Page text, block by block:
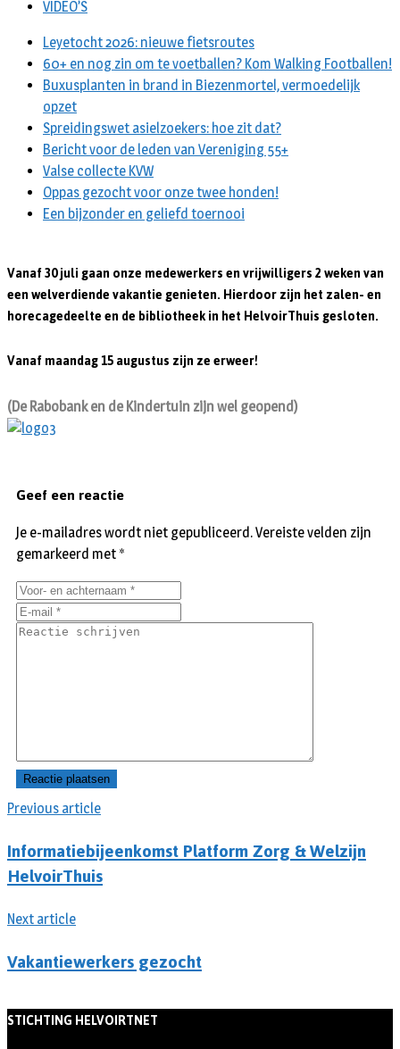
VIDEO’S
Leyetocht 2026: nieuwe fietsroutes
60+ en nog zin om te voetballen? Kom Walking Footballen!
Buxusplanten in brand in Biezenmortel, vermoedelijk
opzet
Spreidingswet asielzoekers: hoe zit dat?
Bericht voor de leden van Vereniging 55+
Valse collecte KVW
Oppas gezocht voor onze twee honden!
Een bijzonder en geliefd toernooi
Vanaf 30 juli gaan onze medewerkers en vrijwilligers 2 weken van
een welverdiende vakantie genieten. Hierdoor zijn het zalen- en
horecagedeelte en de bibliotheek in het HelvoirThuis gesloten.
Vanaf maandag 15 augustus zijn ze erweer!
(De Rabobank en de Kindertuin zijn wel geopend)
Previous article
Informatiebijeenkomst Platform Zorg & Welzijn
HelvoirThuis
Next article
Vakantiewerkers gezocht
Geef een reactie
Je e-mailadres wordt niet gepubliceerd.Vereiste velden zijn
gemarkeerd met *
STICHTING HELVOIRTNET